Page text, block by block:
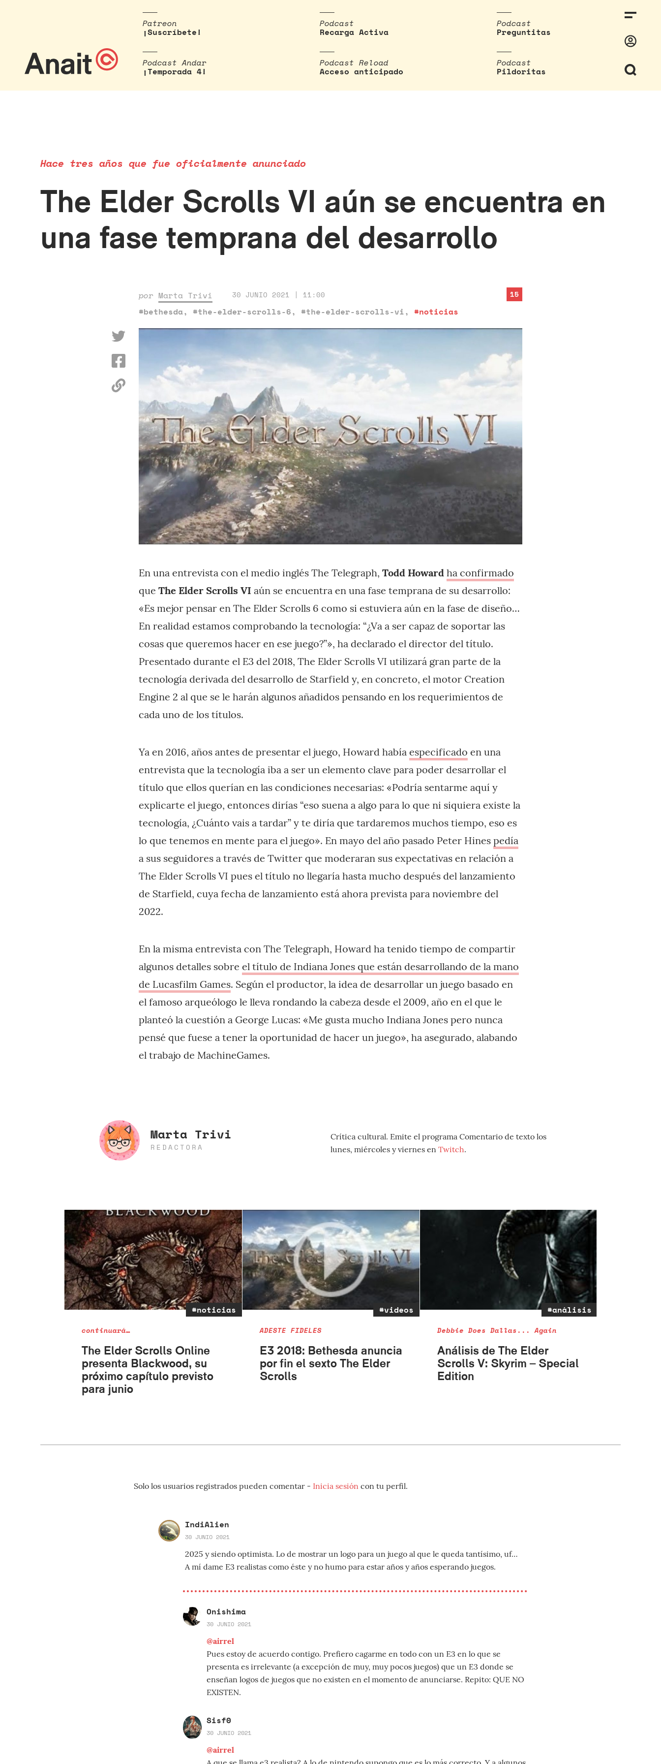
Patreon
¡Suscríbete!
Podcast
Recarga Activa
Podcast
Preguntitas
Podcast Andar
¡Temporada 4!
Podcast Reload
Acceso anticipado
Podcast
Pildoritas
Hace tres años que fue oficialmente anunciado
The Elder Scrolls VI aún se encuentra en
una fase temprana del desarrollo
por Marta Trivi 30 JUNIO 2021 | 11:00
#bethesda, #the-elder-scrolls-6, #the-elder-scrolls-vi, #noticias
15
En una entrevista con el medio inglés The Telegraph, Todd Howard ha confirmado
que The Elder Scrolls VI aún se encuentra en una fase temprana de su desarrollo:
«Es mejor pensar en The Elder Scrolls 6 como si estuviera aún en la fase de diseño…
En realidad estamos comprobando la tecnología: “¿Va a ser capaz de soportar las
cosas que queremos hacer en ese juego?”», ha declarado el director del título.
Presentado durante el E3 del 2018, The Elder Scrolls VI utilizará gran parte de la
tecnología derivada del desarrollo de Starfield y, en concreto, el motor Creation
Engine 2 al que se le harán algunos añadidos pensando en los requerimientos de
cada uno de los títulos.
Ya en 2016, años antes de presentar el juego, Howard había especificado en una
entrevista que la tecnología iba a ser un elemento clave para poder desarrollar el
título que ellos querían en las condiciones necesarias: «Podría sentarme aquí y
explicarte el juego, entonces dirías “eso suena a algo para lo que ni siquiera existe la
tecnología, ¿Cuánto vais a tardar” y te diría que tardaremos muchos tiempo, eso es
lo que tenemos en mente para el juego». En mayo del año pasado Peter Hines pedía
a sus seguidores a través de Twitter que moderaran sus expectativas en relación a
The Elder Scrolls VI pues el título no llegaría hasta mucho después del lanzamiento
de Starfield, cuya fecha de lanzamiento está ahora prevista para noviembre del
2022.
En la misma entrevista con The Telegraph, Howard ha tenido tiempo de compartir
algunos detalles sobre el título de Indiana Jones que están desarrollando de la mano
de Lucasfilm Games. Según el productor, la idea de desarrollar un juego basado en
el famoso arqueólogo le lleva rondando la cabeza desde el 2009, año en el que le
planteó la cuestión a George Lucas: «Me gusta mucho Indiana Jones pero nunca
pensé que fuese a tener la oportunidad de hacer un juego», ha asegurado, alabando
el trabajo de MachineGames.
Marta Trivi
REDACTORA
Crítica cultural. Emite el programa Comentario de texto los
lunes, miércoles y viernes en Twitch.
#noticias
continuará…
The Elder Scrolls Online
presenta Blackwood, su
próximo capítulo previsto
para junio
#videos
ADESTE FIDELES
E3 2018: Bethesda anuncia
por fin el sexto The Elder
Scrolls
#análisis
Debbie Does Dallas... Again
Análisis de The Elder
Scrolls V: Skyrim – Special
Edition
Solo los usuarios registrados pueden comentar - Inicia sesión con tu perfil.
IndiAlien
30 JUNIO 2021
2025 y siendo optimista. Lo de mostrar un logo para un juego al que le queda tantísimo, uf…
A mí dame E3 realistas como éste y no humo para estar años y años esperando juegos.
Onishima
30 JUNIO 2021
@airrel
Pues estoy de acuerdo contigo. Prefiero cagarme en todo con un E3 en lo que se
presenta es irrelevante (a excepción de muy, muy pocos juegos) que un E3 donde se
enseñan logos de juegos que no existen en el momento de anunciarse. Repito: QUE NO
EXISTEN.
Sisf0
30 JUNIO 2021
@airrel